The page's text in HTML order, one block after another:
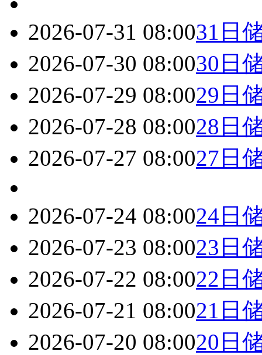
2026-07-31 08:0031日
2026-07-30 08:0030日
2026-07-29 08:0029日
2026-07-28 08:0028日
2026-07-27 08:0027日
2026-07-24 08:0024日
2026-07-23 08:0023日
2026-07-22 08:0022日
2026-07-21 08:0021日
2026-07-20 08:0020日